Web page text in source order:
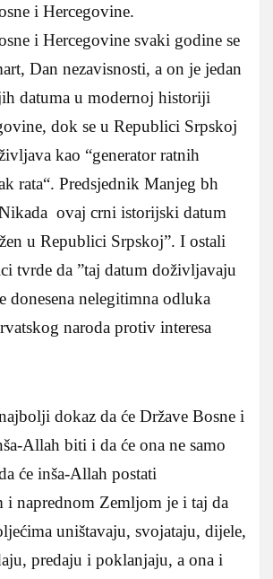
i Hercegovine.
i Hercegovine svaki godine se
Dan nezavisnosti, a on je jedan
datuma u modernoj historiji
dok se u Republici Srpskoj
kao “generator ratnih
rata“. Predsjednik Manjeg bh
ovaj crni istorijski datum
u Republici Srpskoj”. I ostali
tvrde da ”taj datum doživljavaju
donesena nelegitimna odluka
naroda protiv interesa
dokaz da će Države Bosne i
Allah biti i da će ona ne samo
će inša-Allah postati
i naprednom Zemljom je i taj da
uništavaju, svojataju, dijele,
predaju i poklanjaju, a ona i